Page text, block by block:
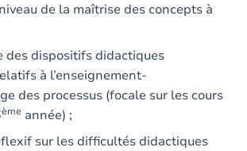
de la maîtrise des concepts à
des dispositifs didactiques
à l’enseignement-
des processus (focale sur les cours
ème année) ;
sur les difficultés didactiques